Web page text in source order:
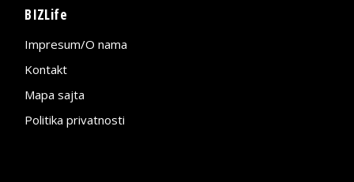
BIZLife
Impresum/O nama
Kontakt
Mapa sajta
Politika privatnosti